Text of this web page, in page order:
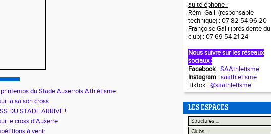
du Stade Auxerrois Athlétisme
la saison cross
DU STADE ARRIVE !
le cross d'Auxerre
à venir
au téléphone :
Rémi Galli (responsable
technique) : 07 82 54 96 20
Françoise Galli (présidente du
club) : 07 69 54 21 24
Nous suivre sur les réseaux
sociaux :
Facebook : SAAthletisme
Instagram : saathletisme
Tiktok : @saathletisme
LES ESPACES